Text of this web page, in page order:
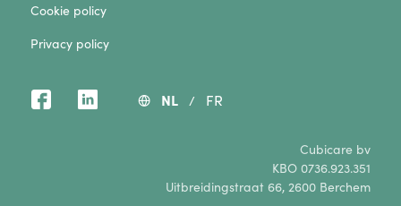
Cookie policy
Privacy policy
NL / FR
Cubicare bv
KBO 0736.923.351
Uitbreidingstraat 66, 2600 Berchem